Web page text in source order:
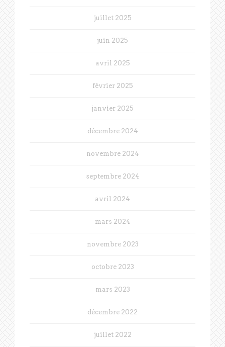
juillet 2025
juin 2025
avril 2025
février 2025
janvier 2025
décembre 2024
novembre 2024
septembre 2024
avril 2024
mars 2024
novembre 2023
octobre 2023
mars 2023
décembre 2022
juillet 2022